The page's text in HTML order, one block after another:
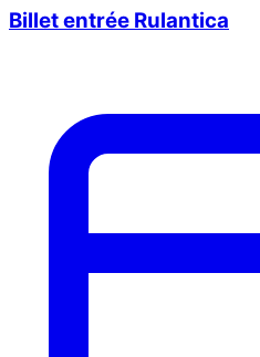
Billet entrée Rulantica